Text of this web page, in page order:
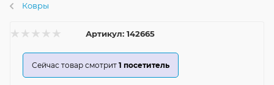
Ковры
Артикул: 142665
Сейчас товар смотрит 1 посетитель